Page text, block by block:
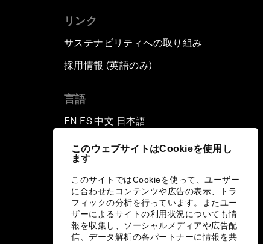
このウェブサイトはCookieを使用し
ます
このサイトではCookieを使って、ユーザー
に合わせたコンテンツや広告の表示、トラ
フィックの分析を行っています。またユー
ザーによるサイトの利用状況についても情
報を収集し、ソーシャルメディアや広告配
信、データ解析の各パートナーに情報を共
リンク
サステナビリティへの取り組み
採用情報 (英語のみ)
言語
EN ▪ ES▪中文▪ 日本語